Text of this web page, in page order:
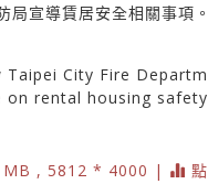
局宣導賃居安全相關事項
Taipei City Fire
on rental housing
MB , 5812 * 4000 |